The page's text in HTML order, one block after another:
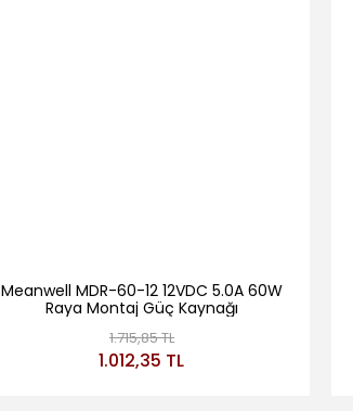
Meanwell MDR-60-12 12VDC 5.0A 60W
Raya Montaj Güç Kaynağı
1.715,85 TL
1.012,35 TL